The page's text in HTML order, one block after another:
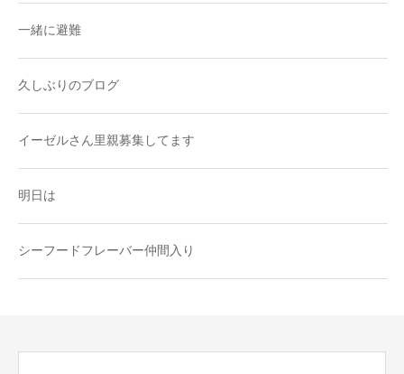
一緒に避難
久しぶりのブログ
イーゼルさん里親募集してます
明日は
シーフードフレーバー仲間入り